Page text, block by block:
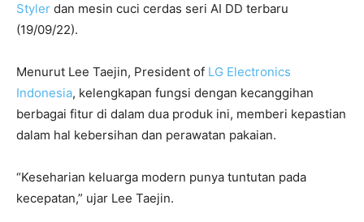
Styler dan mesin cuci cerdas seri AI DD terbaru
(19/09/22).
Menurut Lee Taejin, President of LG Electronics
Indonesia, kelengkapan fungsi dengan kecanggihan
berbagai fitur di dalam dua produk ini, memberi kepastian
dalam hal kebersihan dan perawatan pakaian.
“Keseharian keluarga modern punya tuntutan pada
kecepatan,” ujar Lee Taejin.